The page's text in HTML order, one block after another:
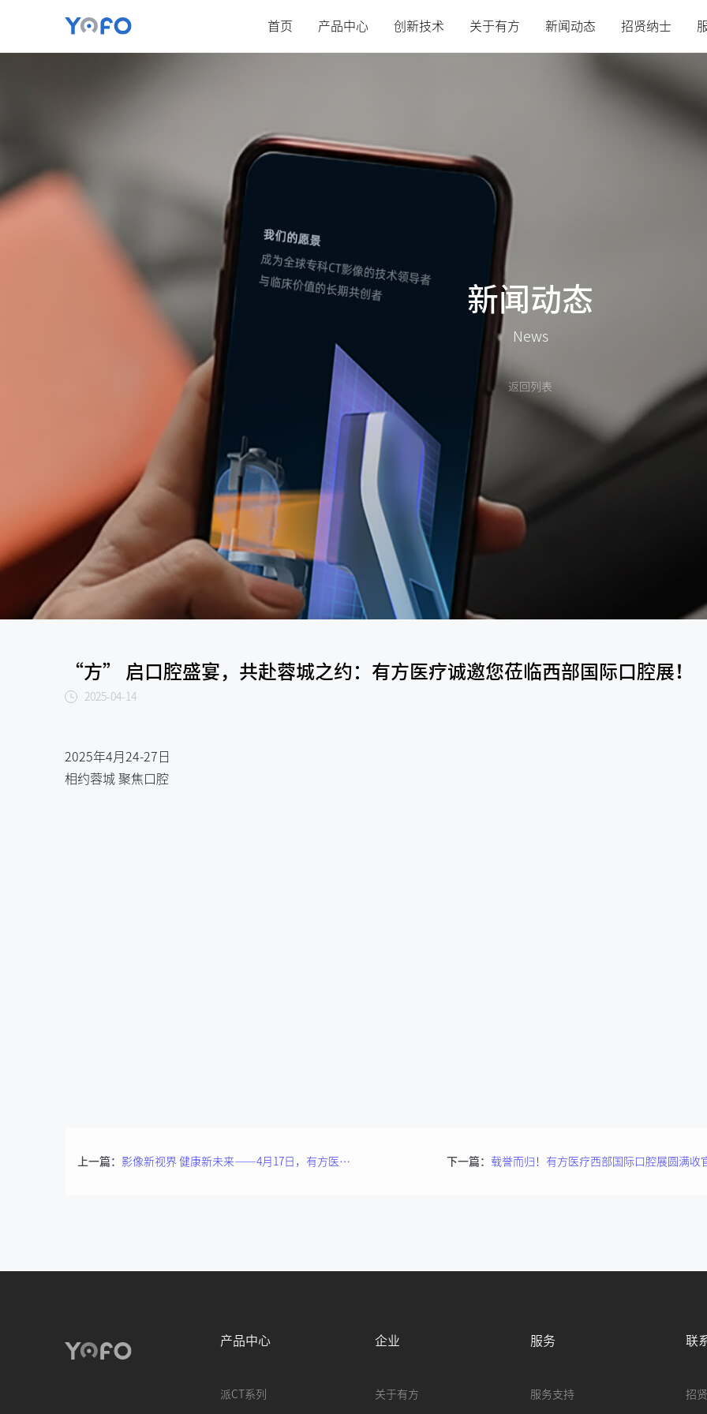
首页 产品中心 创新技术 关于有方 新闻动态 招贤纳士
新闻动态
News
返回列表
“方” 启口腔盛宴，共赴蓉城之约：有方医疗诚邀您莅临西部国际口腔展！
2025-04-14
2025年4月24-27日
相约蓉城 聚焦口腔
上一篇： 影像新视界 健康新未来——4月17日，有方医疗邀您参与口腔影像技术交流沙龙郑州站 下一篇：
产品中心
派CT系列
企业
关于有方
服务
服务支持
联
招